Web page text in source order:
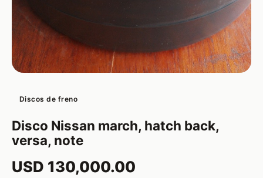
Discos de freno
Disco Nissan march, hatch back,
versa, note
USD 130,000.00